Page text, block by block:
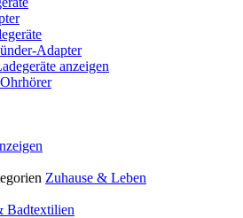
Adapter
anzeigen
Zuhause & Leben
Badtextilien